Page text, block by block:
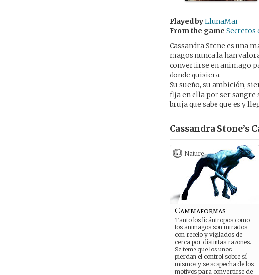
Played byLlunaMar
From the game Secretos
Cassandra Stone es una
magos nunca la han
convertirse en animago
donde quisiera.
Su sueño, su ambición,
fija en ella por ser sangre
bruja que sabe que es y
Cassandra Stone’s
Nature
Cambiaformas
Tanto los licántropos como
los animagos son mirados
con recelo y vigilados de
cerca por distintas razones.
Se teme que los unos
pierdan el control sobre sí
mismos y se sospecha de los
motivos para convertirse de